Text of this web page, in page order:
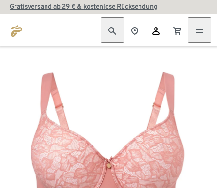
Gratisversand ab 29 € & kostenlose Rücksendung